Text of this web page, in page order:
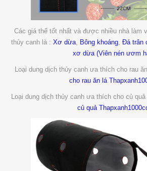
Các giá thể tốt nhất và được nhiều nhà làm
thủy canh là : Xơ dừa, Bông khoáng, Đá trân
xơ dừa (Viên nén ươm
Loại dung dịch thủy canh ưa thích cho rau
cho rau ăn lá
Loại dung dịch thủy canh ưa thích cho củ quả
củ quả